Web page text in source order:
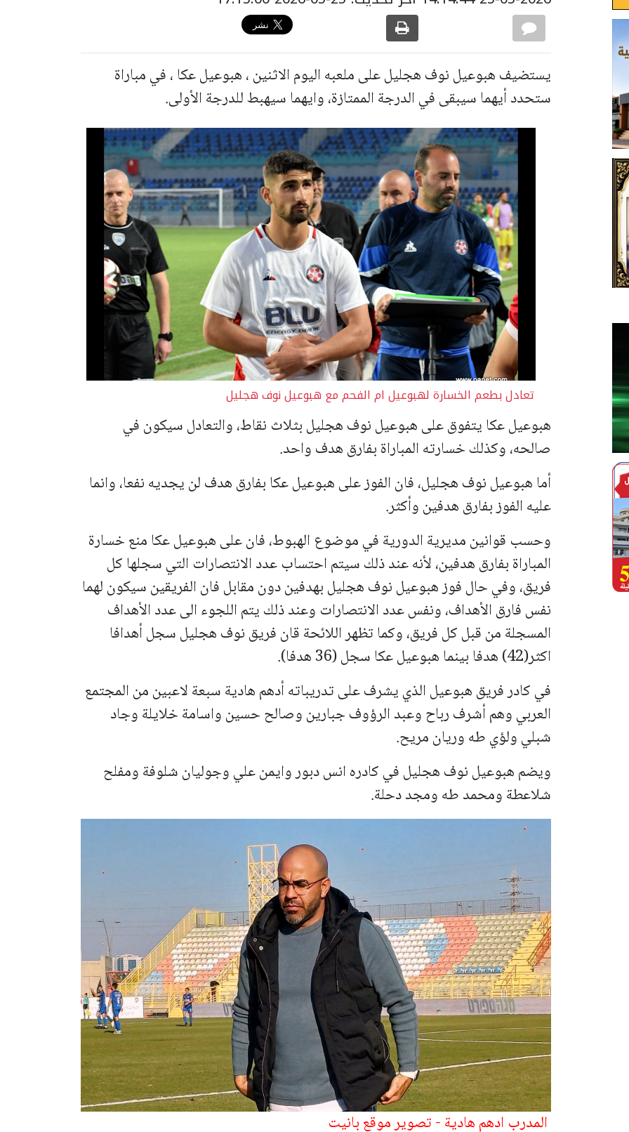
يستضيف هبوعيل نوف هجليل على ملعبه اليوم الاثنين ، هبوعيل عكا ، في مباراة
ستحدد أيهما سيبقى في الدرجة الممتازة، وايهما سيهبط للدرجة الأولى.
تعادل بطعم الخسارة لهبوعيل ام الفحم مع هبوعيل نوف هجليل
هبوعيل عكا يتفوق على هبوعيل نوف هجليل بثلاث نقاط، والتعادل سيكون في
صالحه، وكذلك خسارته المباراة بفارق هدف واحد.
أما هبوعيل نوف هجليل، فان الفوز على هبوعيل عكا بفارق هدف لن يجديه نفعا، وانما
عليه الفوز بفارق هدفين وأكثر.
وحسب قوانين مديرية الدورية في موضوع الهبوط، فان على هبوعيل عكا منع خسارة
المباراة بفارق هدفين، لأنه عند ذلك سيتم احتساب عدد الانتصارات التي سجلها كل
فريق، وفي حال فوز هبوعيل نوف هجليل بهدفين دون مقابل فان الفريقين سيكون لهما
نفس فارق الأهداف، ونفس عدد الانتصارات وعند ذلك يتم اللجوء الى عدد الأهداف
المسجلة من قبل كل فريق، وكما تظهر اللائحة قان فريق نوف هجليل سجل أهدافا
اكثر(42) هدفا بينما هبوعيل عكا سجل (36 هدفا).
في كادر فريق هبوعيل الذي يشرف على تدريباته أدهم هادية سبعة لاعبين من المجتمع
العربي وهم أشرف رباح وعبد الرؤوف جبارين وصالح حسين واسامة خلايلة وجاد
شبلي ولؤي طه وريان مريح.
ويضم هبوعيل نوف هجليل في كادره انس دبور وايمن علي وجوليان شلوفة ومفلح
شلاعطة ومحمد طه ومجد دحلة.
المدرب ادهم هادية - تصوير موقع بانيت